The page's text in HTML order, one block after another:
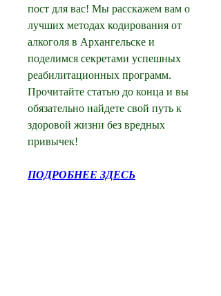
пост для вас! Мы расскажем вам о
лучших методах кодирования от
алкоголя в Архангельске и
поделимся секретами успешных
реабилитационных программ.
Прочитайте статью до конца и вы
обязательно найдете свой путь к
здоровой жизни без вредных
привычек!
ПОДРОБНЕЕ ЗДЕСЬ